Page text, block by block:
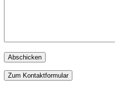
Zum Kontaktformular